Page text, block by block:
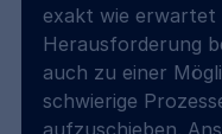
exakt wie erwartet
Herausforderung
auch zu einer
schwierige
aufzuschieben.